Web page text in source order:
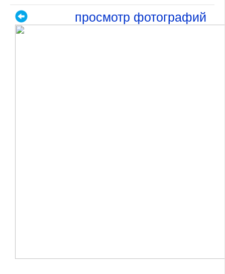
просмотр фотографий